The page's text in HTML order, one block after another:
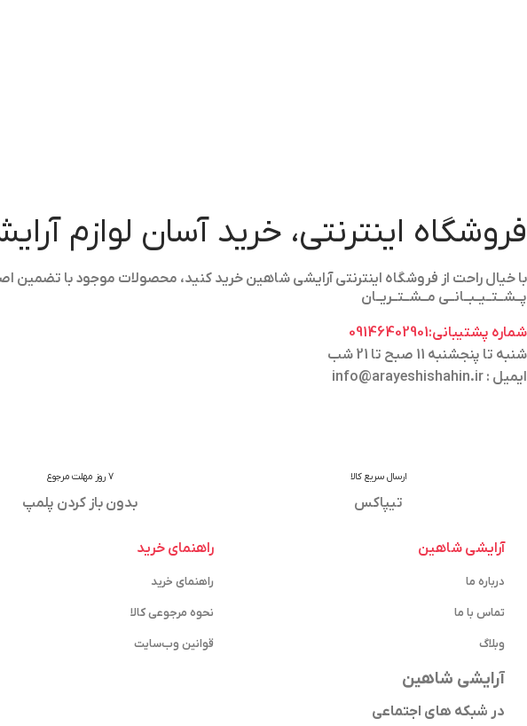
فروشگاه اینترنتی، خرید آسان لوازم
با خیال راحت از فروشگاه اینترنتی آرایشی شاهین خرید کنید، محصولات موجود با
پــشــتــیــبــانــی مــشــتــریــان
شماره پشتیبانی:09146402901
شنبه تا پنجشنبه 11 صبح تا 21 شب
ایمیل : info@arayeshishahin.ir
ارسال سریع کالا
تیپاکس
7 روز مهلت مرجوع
بدون باز کردن پلمپ
آرایشی شاهین
درباره ما
تماس با ما
وبلاگ
آرایشی شاهین
در شبکه های اجتماعی
راهنمای خرید
راهنمای خرید
نحوه مرجوعی کالا
قوانین وب‌سایت